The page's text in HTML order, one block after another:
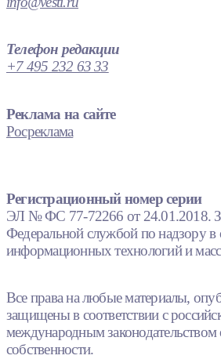
Телефон редакции
+7 495 232 63 33
Реклама на сайте
Росреклама
Регистрационный номер серии
ЭЛ № ФС 77-72266 от 24.01.2018.
Федеральной службой по надзору в
информационных технологий и
Все права на любые материалы,
защищены в соответствии с
международным законодательством
собственности.